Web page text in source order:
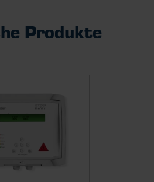
Produkte